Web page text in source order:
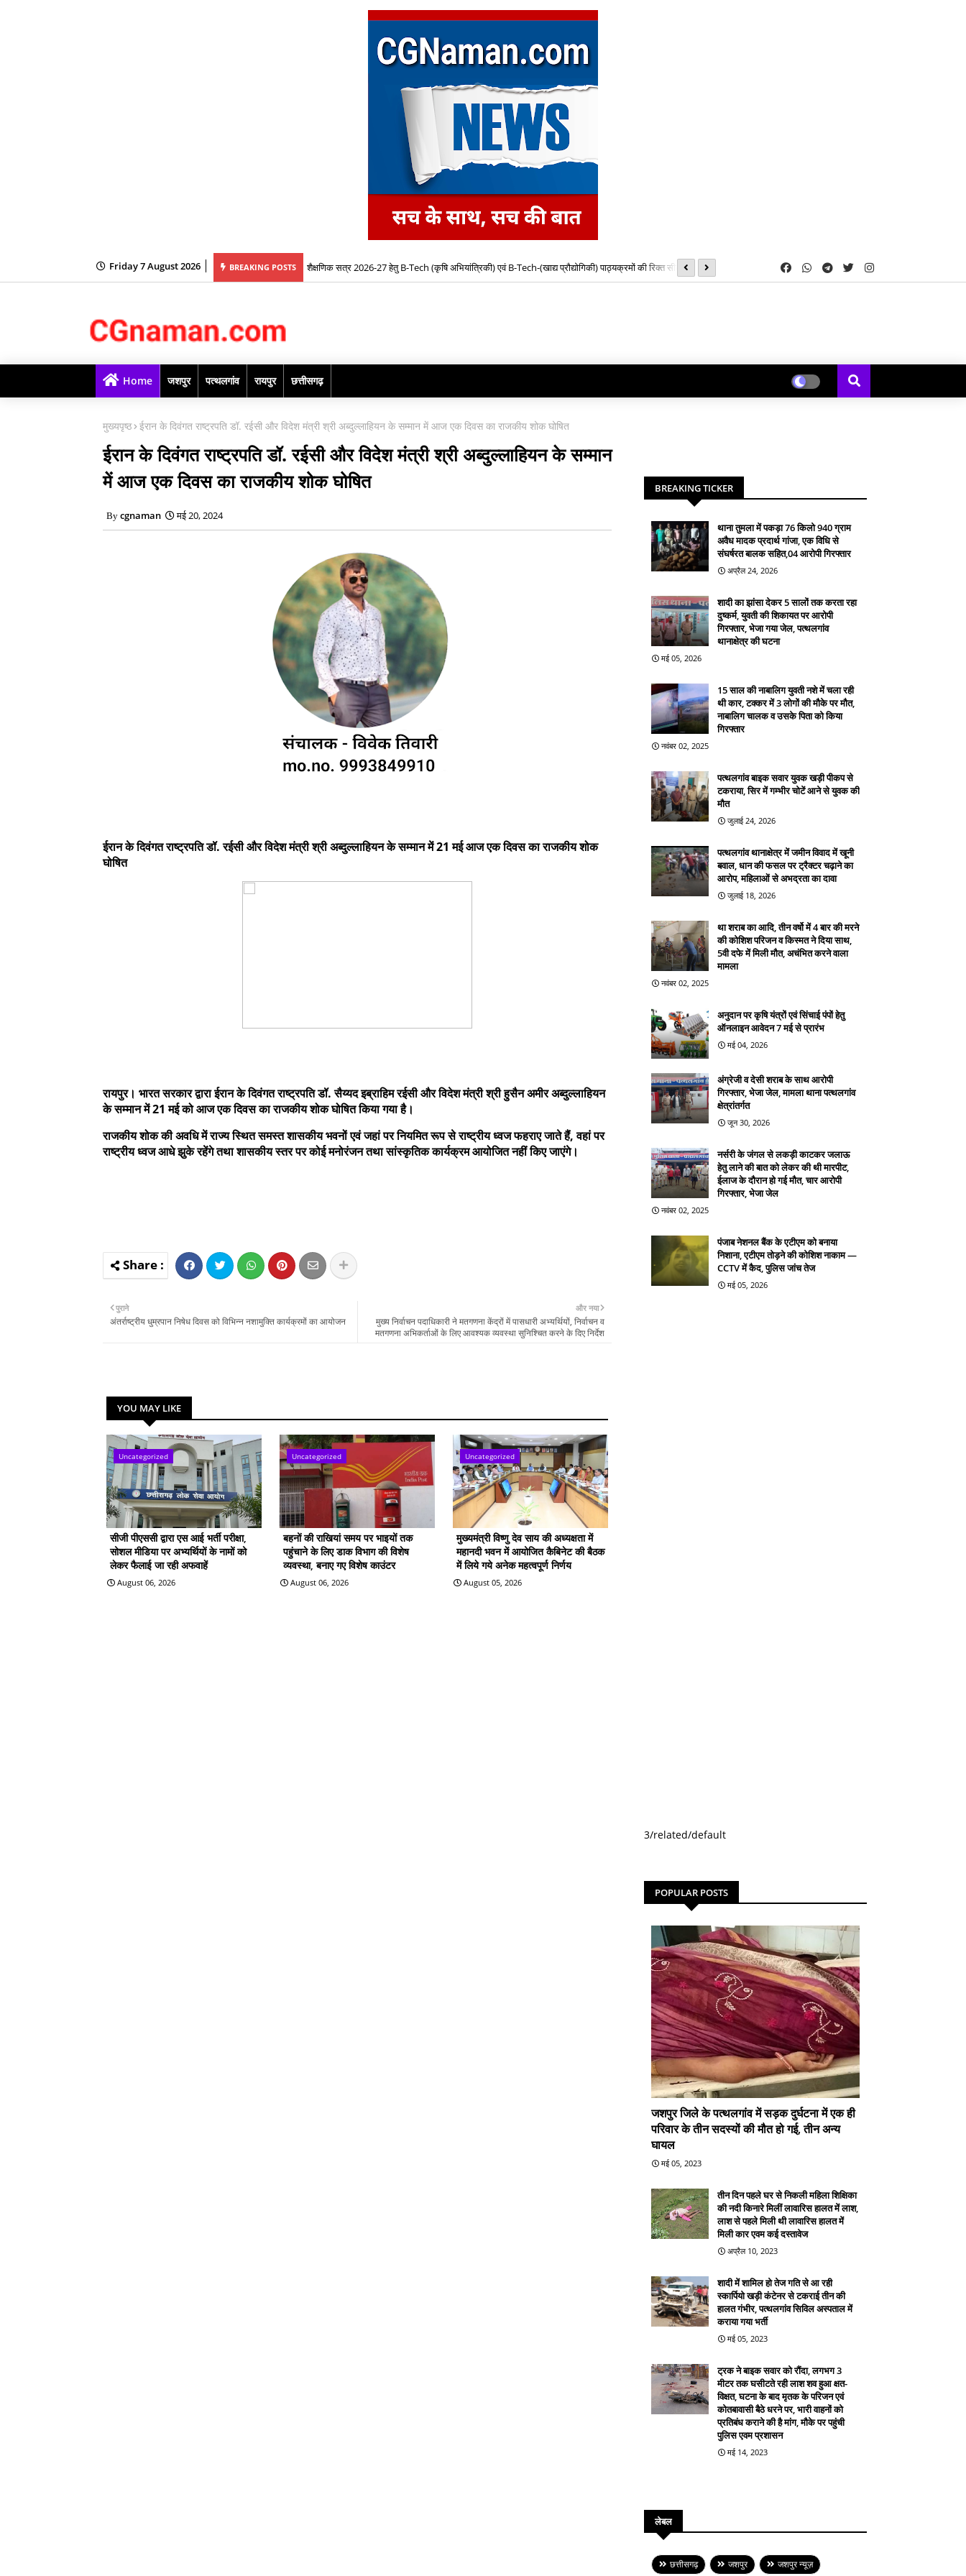
Friday 7 August 2026 BREAKING POSTS
में महानदी भवन में आयोजित कैबिनेट की बैठक में लिये गये अनेक महत्वपूर्ण निर्णय शैक्षणिक सत्र 2026-27 हेतु B-Tech (कृषि अभियांत्रिकी) एवं B-Tech-(खाद्य प्रौद्योगिकी) पाठ्यक्रमों की रिक्त सीटों पर प्रवेश 08, 09 एवं 16 अगस्त को होगी शीघ्रलेखन एवं कम्प्यूटर मुद्रलेखन कौशल
Home जशपुर पत्थलगांव रायपुर छत्तीसगढ़
मुख्यपृष्ठ ईरान के दिवंगत राष्ट्रपति डॉ. रईसी और विदेश मंत्री श्री अब्दुल्लाहियन के सम्मान में आज एक दिवस का राजकीय शोक घोषित
ईरान के दिवंगत राष्ट्रपति डॉ. रईसी और विदेश मंत्री श्री अब्दुल्लाहियन के सम्मान
में आज एक दिवस का राजकीय शोक घोषित
cgnaman मई 20, 2024
ईरान के दिवंगत राष्ट्रपति डॉ. रईसी और विदेश मंत्री श्री अब्दुल्लाहियन के सम्मान में 21 मई आज एक दिवस का राजकीय शोक
घोषित
रायपुर। भारत सरकार द्वारा ईरान के दिवंगत राष्ट्रपति डॉ. सैय्यद इब्राहिम रईसी और विदेश मंत्री श्री हुसैन अमीर अब्दुल्लाहियन
के सम्मान में 21 मई को आज एक दिवस का राजकीय शोक घोषित किया गया है।
राजकीय शोक की अवधि में राज्य स्थित समस्त शासकीय भवनों एवं जहां पर नियमित रूप से राष्ट्रीय ध्वज फहराए जाते हैं, वहां पर
राष्ट्रीय ध्वज आधे झुके रहेंगे तथा शासकीय स्तर पर कोई मनोरंजन तथा सांस्कृतिक कार्यक्रम आयोजित नहीं किए जाएंगे।
और नया
मुख्य निर्वाचन पदाधिकारी ने मतगणना केंद्रों में पासधारी अभ्यर्थियों, निर्वाचन व
मतगणना अभिकर्ताओं के लिए आवश्यक व्यवस्था सुनिश्चित करने के दिए निर्देश
पुराने
अंतर्राष्ट्रीय धुम्रपान निषेध दिवस को विभिन्न नशामुक्ति कार्यक्रमों का आयोजन
YOU MAY LIKE
Uncategorized
सीजी पीएससी द्वारा एस आई भर्ती परीक्षा,
सोशल मीडिया पर अभ्यर्थियों के नामों को
लेकर फैलाई जा रही अफवाहें
August 06, 2026
Uncategorized
बहनों की राखियां समय पर भाइयों तक
पहुंचाने के लिए डाक विभाग की विशेष
व्यवस्था, बनाए गए विशेष काउंटर
August 06, 2026
Uncategorized
मुख्यमंत्री विष्णु देव साय की अध्यक्षता में
महानदी भवन में आयोजित कैबिनेट की बैठक
में लिये गये अनेक महत्वपूर्ण निर्णय
August 05, 2026
BREAKING TICKER
थाना तुमला में पकड़ा 76 किलो 940 ग्राम
अवैध मादक प्रदार्थ गांजा, एक विधि से
संघर्षरत बालक सहित,04 आरोपी गिरफ्तार
अप्रैल 24, 2026
शादी का झांसा देकर 5 सालों तक करता रहा
दुष्कर्म, युवती की शिकायत पर आरोपी
गिरफ्तार, भेजा गया जेल, पत्थलगांव
थानाक्षेत्र की घटना
मई 05, 2026
15 साल की नाबालिग युवती नशे में चला रही
थी कार, टक्कर में 3 लोगों की मौके पर मौत,
नाबालिग चालक व उसके पिता को किया
गिरफ्तार
नवंबर 02, 2025
पत्थलगांव बाइक सवार युवक खड़ी पीकप से
टकराया, सिर में गम्भीर चोटें आने से युवक की
मौत
जुलाई 24, 2026
पत्थलगांव थानाक्षेत्र में जमीन विवाद में खूनी
बवाल, धान की फसल पर ट्रैक्टर चढ़ाने का
आरोप, महिलाओं से अभद्रता का दावा
जुलाई 18, 2026
था शराब का आदि, तीन वर्षो में 4 बार की मरने
की कोशिश परिजन व किस्मत ने दिया साथ,
5वी दफे में मिली मौत, अचंभित करने वाला
मामला
नवंबर 02, 2025
अनुदान पर कृषि यंत्रों एवं सिंचाई पंपों हेतु
ऑनलाइन आवेदन 7 मई से प्रारंभ
मई 04, 2026
अंग्रेजी व देसी शराब के साथ आरोपी
गिरफ्तार, भेजा जेल, मामला थाना पत्थलगांव
क्षेत्रांतर्गत
जून 30, 2026
नर्सरी के जंगल से लकड़ी काटकर जलाऊ
हेतु लाने की बात को लेकर की थी मारपीट,
ईलाज के दौरान हो गई मौत, चार आरोपी
गिरफ्तार, भेजा जेल
नवंबर 02, 2025
पंजाब नेशनल बैंक के एटीएम को बनाया
निशाना, एटीएम तोड़ने की कोशिश नाकाम —
CCTV में कैद, पुलिस जांच तेज
मई 05, 2026
3/related/default
POPULAR POSTS
जशपुर जिले के पत्थलगांव में सड़क दुर्घटना में एक ही
परिवार के तीन सदस्यों की मौत हो गई, तीन अन्य
घायल
मई 05, 2023
तीन दिन पहले घर से निकली महिला शिक्षिका
की नदी किनारे मिलीं लावारिस हालत में लाश,
लाश से पहले मिली थी लावारिस हालत में
मिली कार एवम कई दस्तावेज
अप्रैल 10, 2023
शादी में शामिल हो तेज गति से आ रही
स्कार्पियो खड़ी कंटेनर से टकराई तीन की
हालत गंभीर, पत्थलगांव सिविल अस्पताल में
कराया गया भर्ती
मई 05, 2023
ट्रक ने बाइक सवार को रौंदा, लगभग 3
मीटर तक घसीटते रही लाश शव हुआ क्षत-
विक्षत, घटना के बाद मृतक के परिजन एवं
कोतबावासी बैठे धरने पर, भारी वाहनों को
प्रतिबंध कराने की है मांग, मौके पर पहुंची
पुलिस एवम प्रशासन
मई 14, 2023
लेबल
छत्तीसगढ़ जशपुर जशपुर न्यूज़